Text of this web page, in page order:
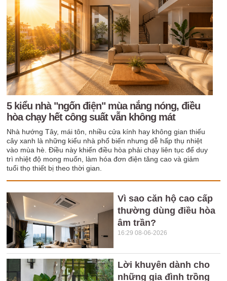
5 kiểu nhà "ngốn điện" mùa nắng nóng, điều
hòa chạy hết công suất vẫn không mát
Nhà hướng Tây, mái tôn, nhiều cửa kính hay không gian thiếu
cây xanh là những kiểu nhà phổ biến nhưng dễ hấp thụ nhiệt
vào mùa hè. Điều này khiến điều hòa phải chạy liên tục để duy
trì nhiệt độ mong muốn, làm hóa đơn điện tăng cao và giảm
tuổi thọ thiết bị theo thời gian.
Vì sao căn hộ cao cấp
thường dùng điều hòa
âm trần?
16:29 08-06-2026
Lời khuyên dành cho
những gia đình trồng